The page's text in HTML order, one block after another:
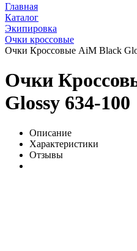
Главная
Каталог
Экипировка
Очки кроссовые
Очки Кроссовые AiM Black
Очки
Glossy 634-100
Описание
Характеристики
Отзывы